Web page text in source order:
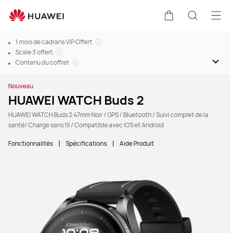
1 mois de cadrans VIP Offert
Scale 3 offert
Contenu du coffret
Nouveau
HUAWEI WATCH Buds 2
HUAWEI WATCH Buds 2 47mm Noir / GPS / Bluetooth / Suivi complet de la
santé/ Charge sans fil / Compatible avec iOS et Android
Fonctionnalités Spécifications Aide Produit